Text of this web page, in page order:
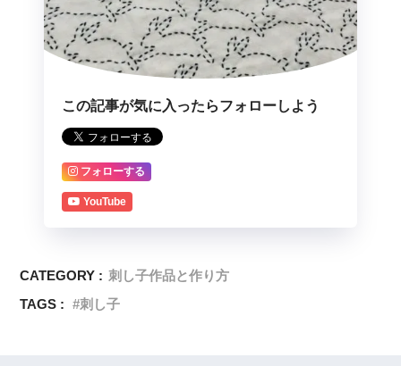
この記事が気に入ったらフォローしよう
フォローする
YouTube
CATEGORY : 刺し子作品と作り方
TAGS :
刺し子